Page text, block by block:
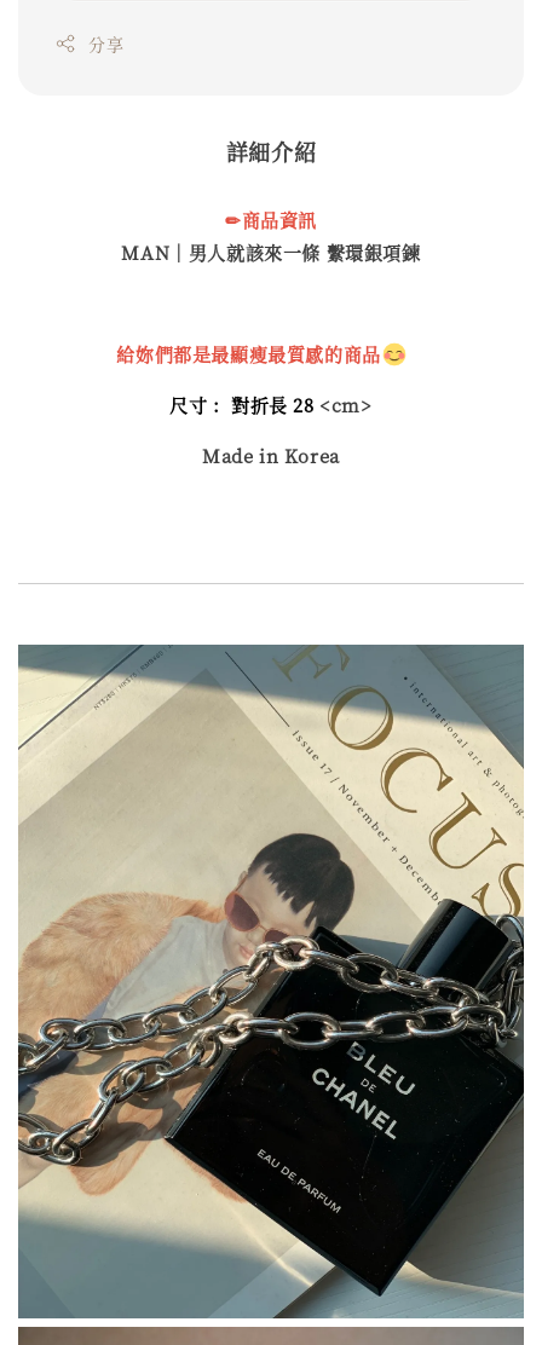
分享
詳細介紹
✏商品資訊
MAN｜男人就該來一條 繫環銀項鍊
給妳們都是最顯瘦最質感的商品
尺寸 : 對折長 28 <cm>
Made in Korea